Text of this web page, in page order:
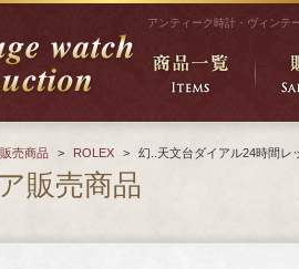
アンティーク時計・ヴィンテ
売商品 > ROLEX > 幻..天文台ダイアル24時間
販売商品